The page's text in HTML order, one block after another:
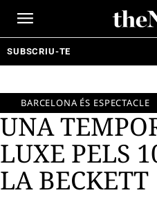
SUBSCRIU-TE
BARCELONA ÉS ESPECTACLE
UNA
LUXE PELS
LA BECKETT